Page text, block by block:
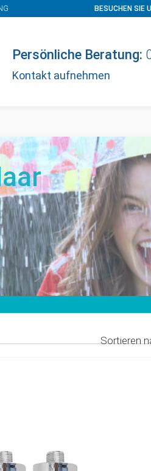
BESUCHEN SIE
Persönliche Beratung:
Kontakt aufnehmen
Sortieren